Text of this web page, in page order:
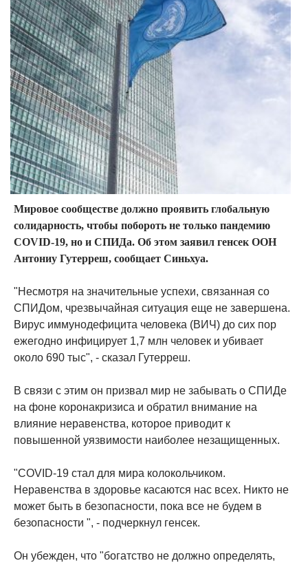
Мировое сообществе должно проявить глобальную
солидарность, чтобы побороть не только пандемию
COVID-19, но и СПИДа. Об этом заявил генсек ООН
Антониу Гутерреш, сообщает Синьхуа.
"Несмотря на значительные успехи, связанная со
СПИДом, чрезвычайная ситуация еще не завершена.
Вирус иммунодефицита человека (ВИЧ) до сих пор
ежегодно инфицирует 1,7 млн человек и убивает
около 690 тыс", - сказал Гутерреш.
В связи с этим он призвал мир не забывать о СПИДе
на фоне коронакризиса и обратил внимание на
влияние неравенства, которое приводит к
повышенной уязвимости наиболее незащищенных.
"COVID-19 стал для мира колокольчиком.
Неравенства в здоровье касаются нас всех. Никто не
может быть в безопасности, пока все не будем в
безопасности ", - подчеркнул генсек.
Он убежден, что "богатство не должно определять,